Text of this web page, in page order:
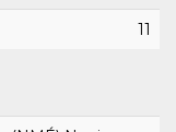
11